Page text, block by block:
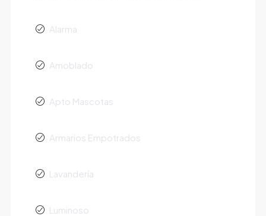
Alarma
Amoblado
Apto Mascotas
Armarios Empotrados
Lavandería
Luminoso